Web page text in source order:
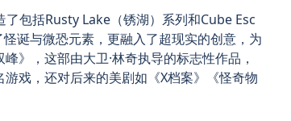
包括Rusty Lake（锈湖）系列和Cube Esc
诞与微恐元素，更融入了超现实的创意，为
》，这部由大卫·林奇执导的标志性作品，
戏，还对后来的美剧如《X档案》《怪奇物